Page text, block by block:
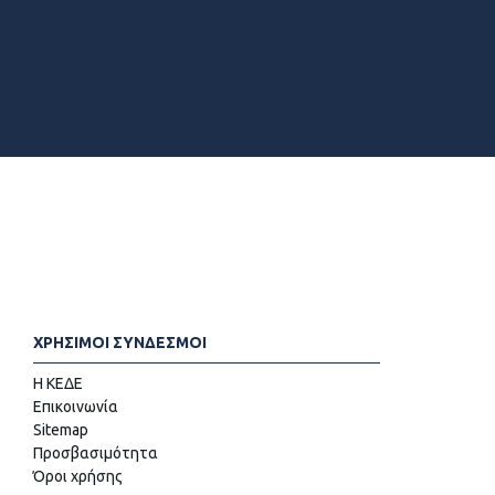
ΧΡΗΣΙΜΟΙ ΣΥΝΔΕΣΜΟΙ
Η ΚΕΔΕ
Επικοινωνία
Sitemap
Προσβασιμότητα
Όροι χρήσης